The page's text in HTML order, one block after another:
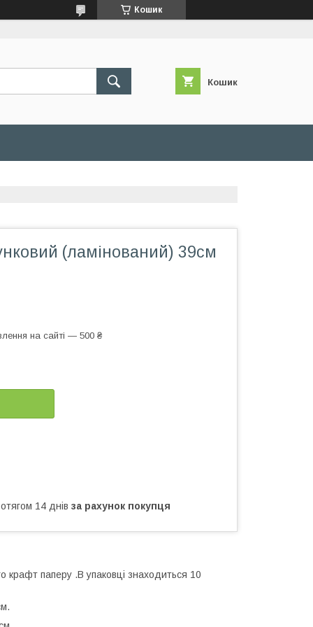
Кошик
Кошик
(ламінований) 39см
на сайті — 500 ₴
14 днів за рахунок покупця
крафт паперу .В упаковці знаходиться 10